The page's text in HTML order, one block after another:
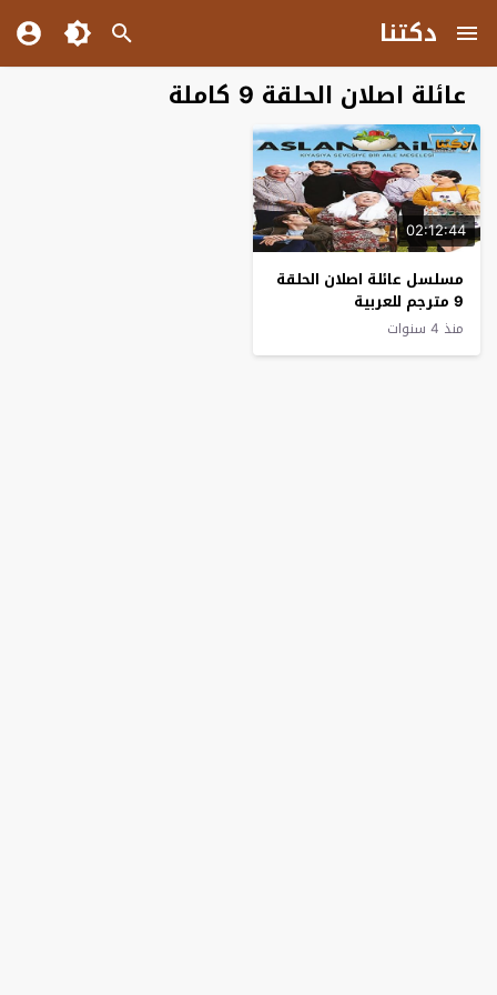
دكتنا
عائلة اصلان الحلقة 9 كاملة
02:12:44
مسلسل عائلة اصلان الحلقة
9 مترجم للعربية
منذ 4 سنوات